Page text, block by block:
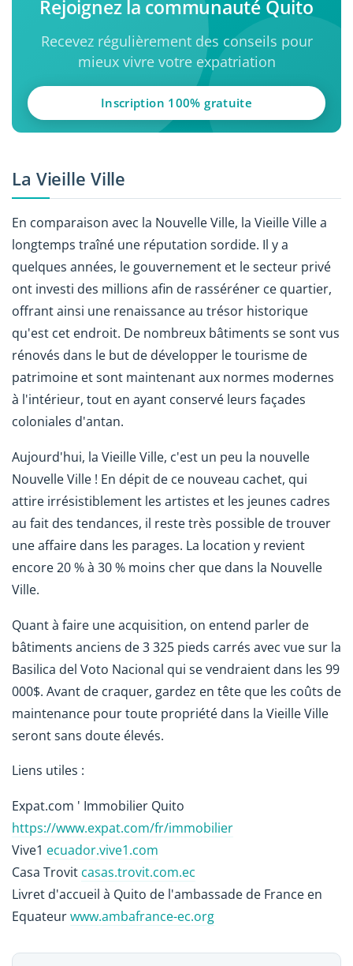
Rejoignez la communauté Quito
Recevez régulièrement des conseils pour
mieux vivre votre expatriation
Inscription 100% gratuite
La Vieille Ville
En comparaison avec la Nouvelle Ville, la Vieille Ville a
longtemps traîné une réputation sordide. Il y a
quelques années, le gouvernement et le secteur privé
ont investi des millions afin de rasséréner ce quartier,
offrant ainsi une renaissance au trésor historique
qu'est cet endroit. De nombreux bâtiments se sont vus
rénovés dans le but de développer le tourisme de
patrimoine et sont maintenant aux normes modernes
à l'intérieur, tout en ayant conservé leurs façades
coloniales d'antan.
Aujourd'hui, la Vieille Ville, c'est un peu la nouvelle
Nouvelle Ville ! En dépit de ce nouveau cachet, qui
attire irrésistiblement les artistes et les jeunes cadres
au fait des tendances, il reste très possible de trouver
une affaire dans les parages. La location y revient
encore 20 % à 30 % moins cher que dans la Nouvelle
Ville.
Quant à faire une acquisition, on entend parler de
bâtiments anciens de 3 325 pieds carrés avec vue sur la
Basilica del Voto Nacional qui se vendraient dans les 99
000$. Avant de craquer, gardez en tête que les coûts de
maintenance pour toute propriété dans la Vieille Ville
seront sans doute élevés.
Liens utiles :
Expat.com ' Immobilier Quito
https://www.expat.com/fr/immobilier
Vive1 ecuador.vive1.com
Casa Trovit casas.trovit.com.ec
Livret d'accueil à Quito de l'ambassade de France en
Equateurwww.ambafrance-ec.org